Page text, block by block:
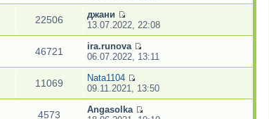
22506
джани
13.07.2022, 22:08
46721
ira.runova
06.07.2022, 13:11
11069
Nata1104
09.11.2021, 13:50
4573
Angasolka